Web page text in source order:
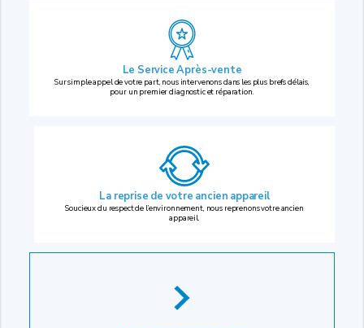
Le Service Après-vente
Sur simple appel de votre part, nous intervenons dans les plus brefs délais,
pour un premier diagnostic et réparation.
La reprise de votre ancien appareil
Soucieux du respect de l’environnement, nous reprenons votre ancien
appareil.